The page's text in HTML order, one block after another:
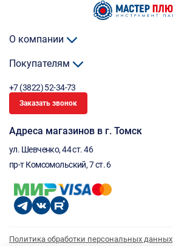
О компании
Покупателям
+7 (3822) 52-34-73
Заказать звонок
Адреса магазинов в г. Томск
ул. Шевченко, 44 ст. 46
пр-т Комсомольский, 7 ст. 6
Политика обработки персональных данных